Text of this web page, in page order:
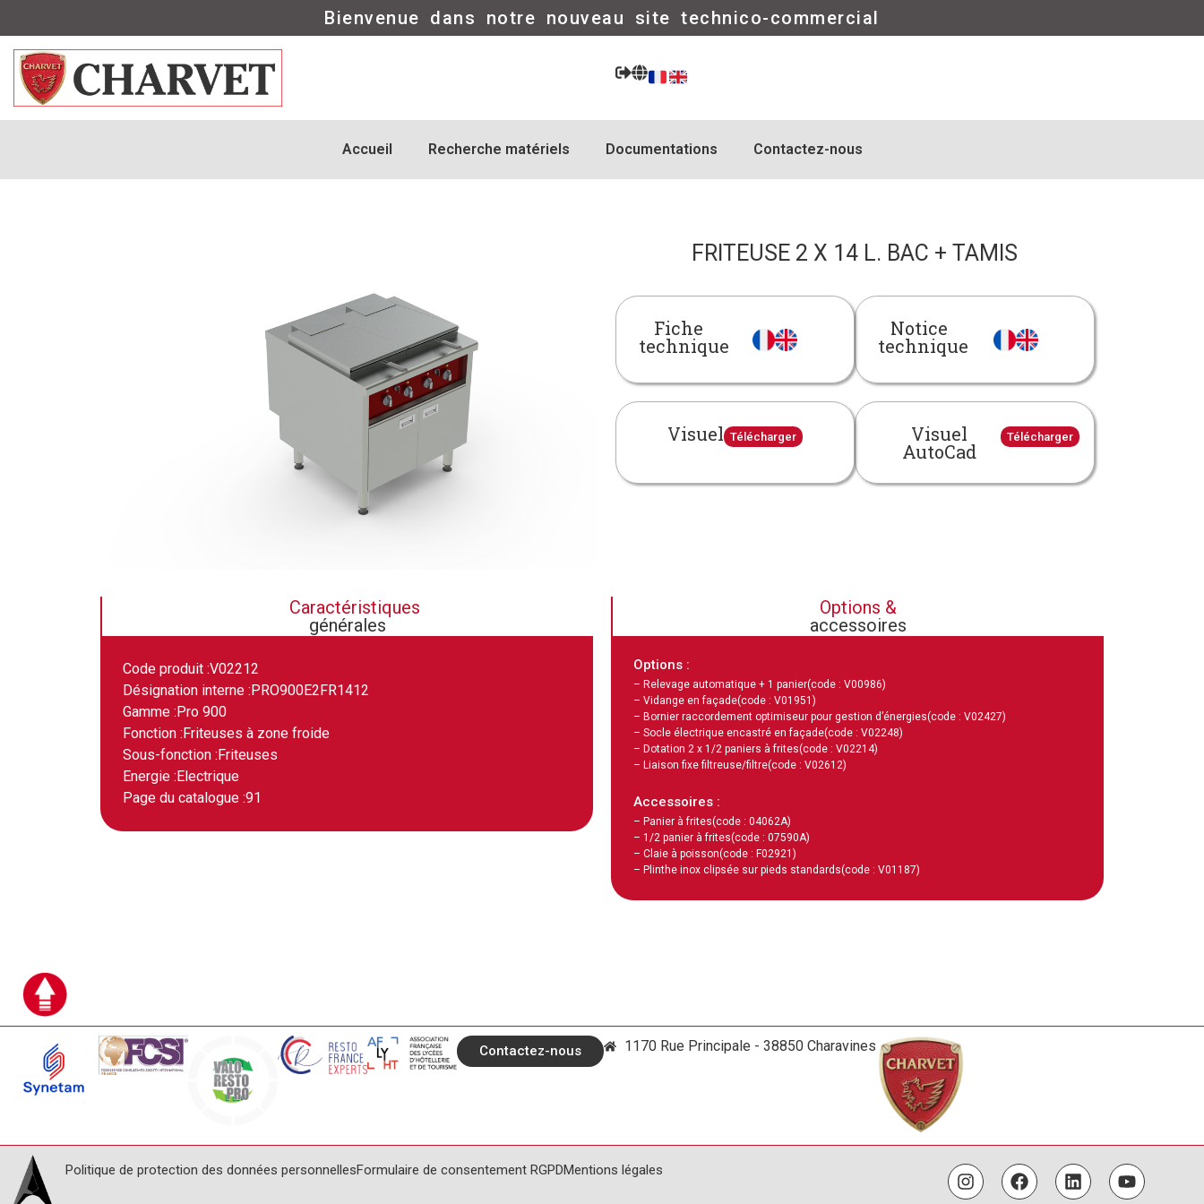
Bienvenue dans notre nouveau site technico-commercial
Accueil Recherche matériels Documentations Contactez-nous
FRITEUSE 2 X 14 L. BAC + TAMIS
Fiche
technique
Notice
technique
Visuel Télécharger Visuel
AutoCad
Télécharger
Caractéristiques
générales
Code produit :V02212
Désignation interne : PRO900E2FR1412
Gamme : Pro 900
Fonction : Friteuses à zone froide
Sous-fonction : Friteuses
Energie : Electrique
Page du catalogue :91
Options &
accessoires
Options :
– Relevage automatique + 1 panier(code : V00986)
– Vidange en façade(code : V01951)
– Bornier raccordement optimiseur pour gestion d’énergies(code : V02427)
– Socle électrique encastré en façade(code : V02248)
– Dotation 2 x 1/2 paniers à frites(code : V02214)
– Liaison fixe filtreuse/filtre(code : V02612)
Accessoires :
– Panier à frites(code : 04062A)
– 1/2 panier à frites(code : 07590A)
– Claie à poisson(code : F02921)
– Plinthe inox clipsée sur pieds standards(code : V01187)
Contactez-nous 1170 Rue Principale - 38850 Charavines
Politique de protection des données personnellesFormulaire de consentement RGPDMentions légales